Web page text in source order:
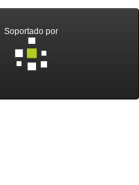
Soportado por